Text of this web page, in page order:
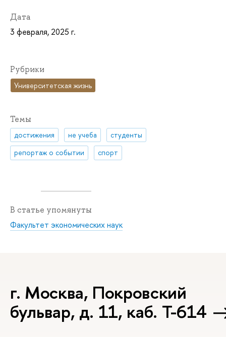
Дата
3 февраля, 2025 г.
Рубрики
Университетская жизнь
Темы
достижения не учеба
студенты
репортаж о событии
спорт
В статье упомянуты
Факультет экономических наук
г. Москва, Покровский
бульвар, д. 11, каб. Т-614